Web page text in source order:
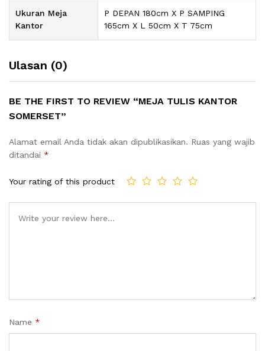
Ukuran Meja
Kantor
P DEPAN 180cm X P SAMPING
165cm X L 50cm X T 75cm
Ulasan (0)
BE THE FIRST TO REVIEW “MEJA TULIS KANTOR
SOMERSET”
Alamat email Anda tidak akan dipublikasikan. Ruas yang wajib
ditandai *
Your rating of this product
Name *